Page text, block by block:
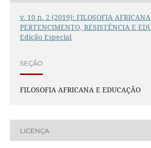
v. 10 n. 2 (2019): FILOSOFIA
PERTENCIMENTO, RESISTÊNCIA E
Edição Especial
SEÇÃO
FILOSOFIA AFRICANA E EDUCAÇÃO
LICENÇA